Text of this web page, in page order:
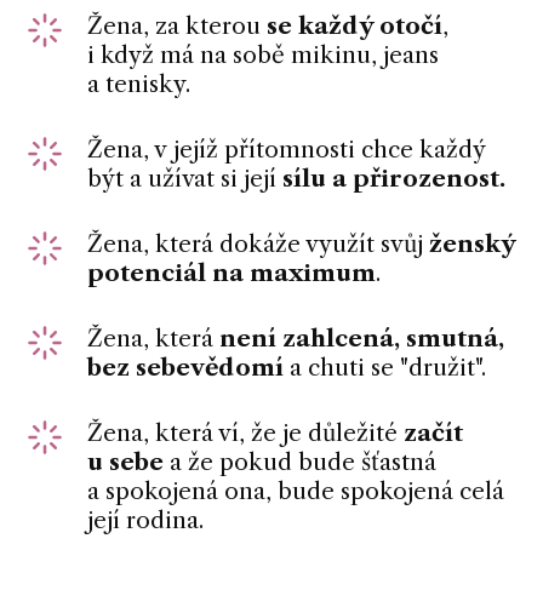
Žena, za kterou se každý otočí,
i když má na sobě mikinu, jeans
a tenisky.
Žena, v jejíž přítomnosti chce každý
být a užívat si její sílu a přirozenost.
Žena, která dokáže využít svůjženský
potenciál na maximum.
Žena, která není zahlcená, smutná,
bez sebevědomí a chuti se "družit".
Žena, která ví, že je důležité začít
u sebe a že pokud bude šťastná
a spokojená ona, bude spokojená celá
její rodina.